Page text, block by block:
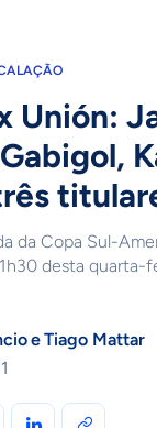
Unión:
da Copa Sul-
desta quarta-
eTiago Mattar